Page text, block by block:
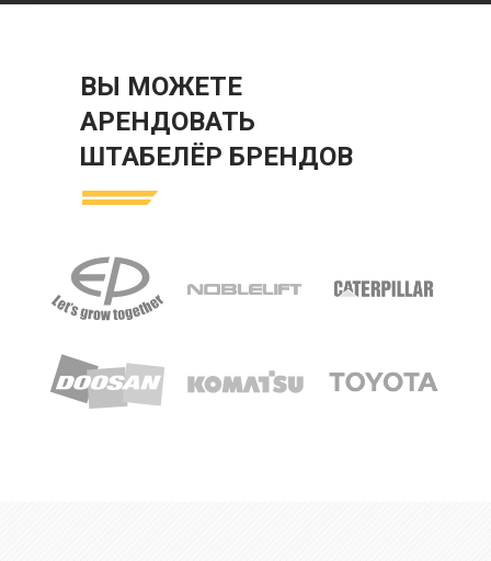
ВЫ МОЖЕТЕ
АРЕНДОВАТЬ
ШТАБЕЛЁР БРЕНДОВ